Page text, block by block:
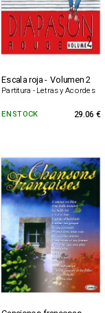
Escala roja - Volumen 2
Partitura - Letras y Acordes
EN STOCK 29.06 €